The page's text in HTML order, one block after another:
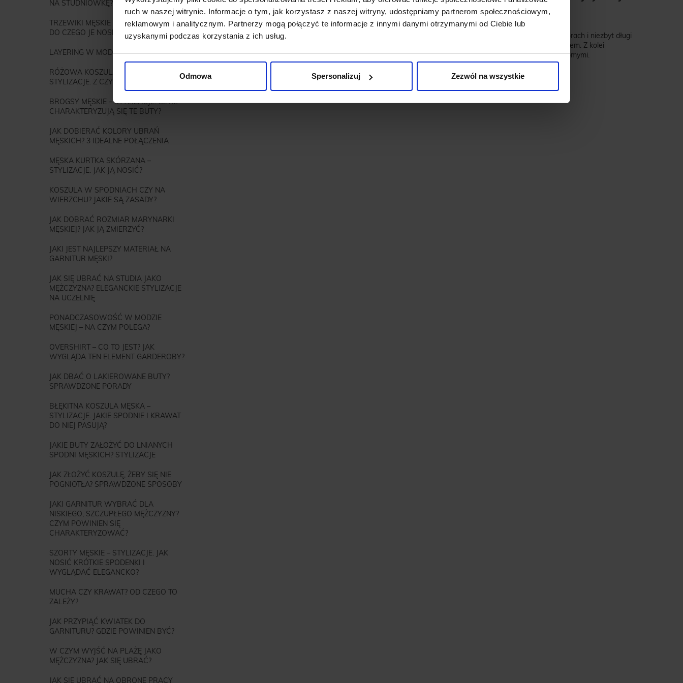
ruch w naszej witrynie. Informacje o tym, jak korzystasz z naszej witryny, udostępniamy partnerom społecznościowym,
reklamowym i analitycznym. Partnerzy mogą połączyć te informacje z innymi danymi otrzymanymi od Ciebie lub
uzyskanymi podczas korzystania z ich usług.
Odmowa Spersonalizuj Zezwól na wszystkie
NA STUDNIÓWKĘ?
TRZEWIKI MĘSKIE – STYLIZACJE. JAK I
DO CZEGO JE NOSIĆ?
LAYERING W MODZIE – CO TO JEST?
RÓŻOWA KOSZULA MĘSKA –
STYLIZACJE. Z CZYM JĄ ŁĄCZYĆ?
BROGSY MĘSKIE – STYLIZACJE. CZYM
CHARAKTERYZUJĄ SIĘ TE BUTY?
JAK DOBIERAĆ KOLORY UBRAŃ
MĘSKICH? 3 IDEALNE POŁĄCZENIA
MĘSKA KURTKA SKÓRZANA –
STYLIZACJE. JAK JĄ NOSIĆ?
KOSZULA W SPODNIACH CZY NA
WIERZCHU? JAKIE SĄ ZASADY?
JAK DOBRAĆ ROZMIAR MARYNARKI
MĘSKIEJ? JAK JĄ ZMIERZYĆ?
JAKI JEST NAJLEPSZY MATERIAŁ NA
GARNITUR MĘSKI?
JAK SIĘ UBRAĆ NA STUDIA JAKO
MĘŻCZYZNA? ELEGANCKIE STYLIZACJE
NA UCZELNIĘ
PONADCZASOWOŚĆ W MODZIE
MĘSKIEJ – NA CZYM POLEGA?
OVERSHIRT – CO TO JEST? JAK
WYGLĄDA TEN ELEMENT GARDEROBY?
JAK DBAĆ O LAKIEROWANE BUTY?
SPRAWDZONE PORADY
BŁĘKITNA KOSZULA MĘSKA –
STYLIZACJE. JAKIE SPODNIE I KRAWAT
DO NIEJ PASUJĄ?
JAKIE BUTY ZAŁOŻYĆ DO LNIANYCH
SPODNI MĘSKICH? STYLIZACJE
JAK ZŁOŻYĆ KOSZULĘ, ŻEBY SIĘ NIE
POGNIOTŁA? SPRAWDZONE SPOSOBY
JAKI GARNITUR WYBRAĆ DLA
NISKIEGO, SZCZUPŁEGO MĘŻCZYZNY?
CZYM POWINIEN SIĘ
CHARAKTERYZOWAĆ?
SZORTY MĘSKIE – STYLIZACJE. JAK
NOSIĆ KRÓTKIE SPODENKI I
WYGLĄDAĆ ELEGANCKO?
MUCHA CZY KRAWAT? OD CZEGO TO
ZALEŻY?
JAK PRZYPIĄĆ KWIATEK DO
GARNITURU? GDZIE POWINIEN BYĆ?
W CZYM WYJŚĆ NA PLAŻĘ JAKO
MĘŻCZYZNA? JAK SIĘ UBRAĆ?
JAK SIĘ UBRAĆ NA OBRONĘ PRACY
Zasady doboru szalika do wierzchniego okrycia są stosunkowo proste.
Im bardziej formalna stylizacja, tym mniej efektowny wizualnie powinien być szal.
Gładki, o stonowanych kolorach i niezbyt długi
szalik (maksymalnie do 150 cm) powinien doskonale wyglądać w połączeniu z garniturem oraz eleganckim płaszczem. Z kolei
wzorzyste, grube i długie szale zakłada się najczęściej do codziennych stylizacji –do pracyczy na wyjście ze znajomymi.
Napisz swój komentarz